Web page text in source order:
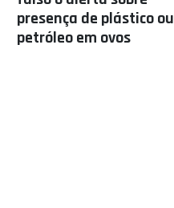
presença de plástico ou
petróleo em ovos